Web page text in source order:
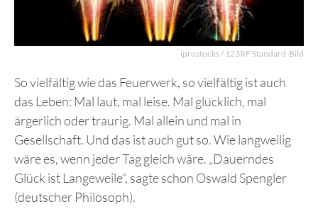
iprostocks / 123RF Standard-Bild
So vielfältig wie das Feuerwerk, so vielfältig ist auch
das Leben: Mal laut, mal leise. Mal glücklich, mal
ärgerlich oder traurig. Mal allein und mal in
Gesellschaft. Und das ist auch gut so. Wie langweilig
wäre es, wenn jeder Tag gleich wäre. „Dauerndes
Glück ist Langeweile“, sagte schon Oswald Spengler
(deutscher Philosoph).